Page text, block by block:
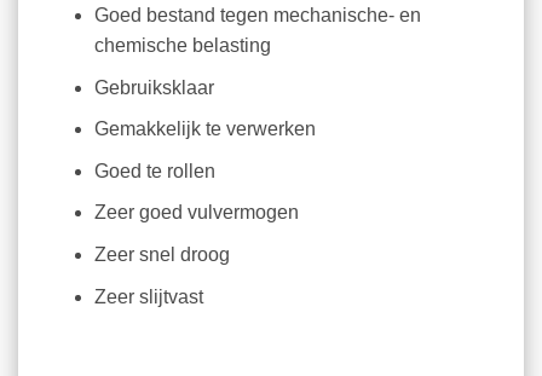
Goed bestand tegen mechanische- en
chemische belasting
Gebruiksklaar
Gemakkelijk te verwerken
Goed te rollen
Zeer goed vulvermogen
Zeer snel droog
Zeer slijtvast